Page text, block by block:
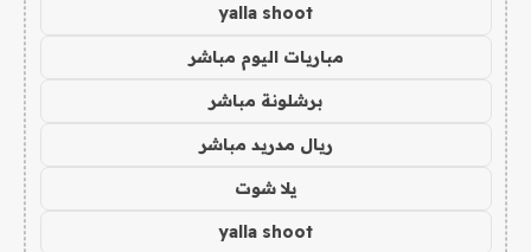
yalla shoot
مباريات اليوم مباشر
برشلونة مباشر
ريال مدريد مباشر
يلا شوت
yalla shoot